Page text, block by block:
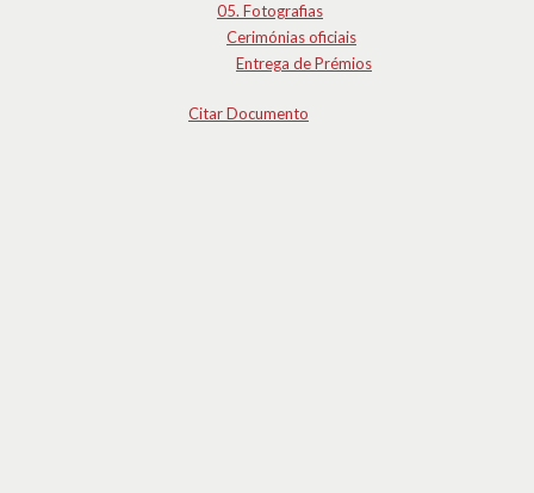
05. Fotografias
Cerimónias oficiais
Entrega de Prémios
Citar Documento